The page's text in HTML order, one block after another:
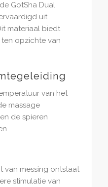
GotSha Dual
uit
materiaal biedt
opzichte van
van het
massage
de spieren
van messing ontstaat
stimulatie van